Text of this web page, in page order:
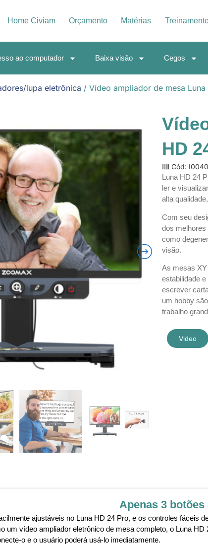
Home Civiam Orçamento Matérias
ao computador Baixa visão Cegos
lupa eletrônica / Vídeo ampliador de mesa Luna
HD
Cód:
Luna HD 24
ler e
alta
Com seu
dos
como
visão.
As mesas
estabilidade
escrever
um hobby
trabalho
Video
Apenas 3 botões
ajustáveis no Luna HD 24 Pro, e os controles fáceis
um vídeo ampliador eletrônico de mesa completo, o Luna
o e o usuário poderá usá-lo imediatamente.